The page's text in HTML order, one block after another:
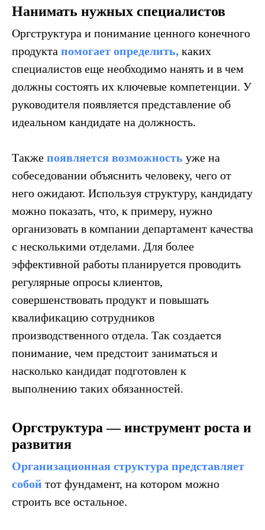
Нанимать нужных специалистов
Оргструктура и понимание ценного конечного
продукта помогает определить, каких
специалистов еще необходимо нанять и в чем
должны состоять их ключевые компетенции. У
руководителя появляется представление об
идеальном кандидате на должность.
Также появляется возможность уже на
собеседовании объяснить человеку, чего от
него ожидают. Используя структуру, кандидату
можно показать, что, к примеру, нужно
организовать в компании департамент качества
с несколькими отделами. Для более
эффективной работы планируется проводить
регулярные опросы клиентов,
совершенствовать продукт и повышать
квалификацию сотрудников
производственного отдела. Так создается
понимание, чем предстоит заниматься и
насколько кандидат подготовлен к
выполнению таких обязанностей.
Оргструктура — инструмент роста и
развития
Организационная структура представляет
собой тот фундамент, на котором можно
строить все остальное.
Самое время
звонок и обсудить вашу
задачу
P. S. Это ни к чему не обязывает. Просто
поговорим и поймем, чем можем быть полезны